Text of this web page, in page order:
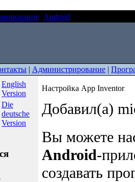
Android
| Администрирование |
English
Version
Die
deutsche
Version
Настройка App Inventor
Добавил(а)
Вы можете
Android-
создавать